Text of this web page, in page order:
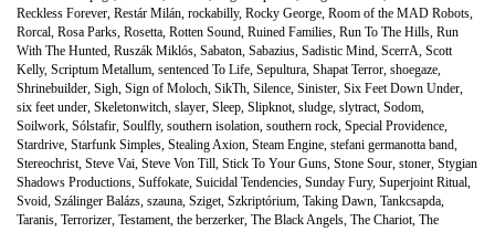
Reckless Forever, Restár Milán, rockabilly, Rocky George, Room of the MAD Robots,
Rorcal, Rosa Parks, Rosetta, Rotten Sound, Ruined Families, Run To The Hills, Run
With The Hunted, Ruszák Miklós, Sabaton, Sabazius, Sadistic Mind, ScerrA, Scott
Kelly, Scriptum Metallum, sentenced To Life, Sepultura, Shapat Terror, shoegaze,
Shrinebuilder, Sigh, Sign of Moloch, SikTh, Silence, Sinister, Six Feet Down Under,
six feet under, Skeletonwitch, slayer, Sleep, Slipknot, sludge, slytract, Sodom,
Soilwork, Sólstafir, Soulfly, southern isolation, southern rock, Special Providence,
Stardrive, Starfunk Simples, Stealing Axion, Steam Engine, stefani germanotta band,
Stereochrist, Steve Vai, Steve Von Till, Stick To Your Guns, Stone Sour, stoner, Stygian
Shadows Productions, Suffokate, Suicidal Tendencies, Sunday Fury, Superjoint Ritual,
Svoid, Szálinger Balázs, szauna, Sziget, Szkriptórium, Taking Dawn, Tankcsapda,
Taranis, Terrorizer, Testament, the berzerker, The Black Angels, The Chariot, The